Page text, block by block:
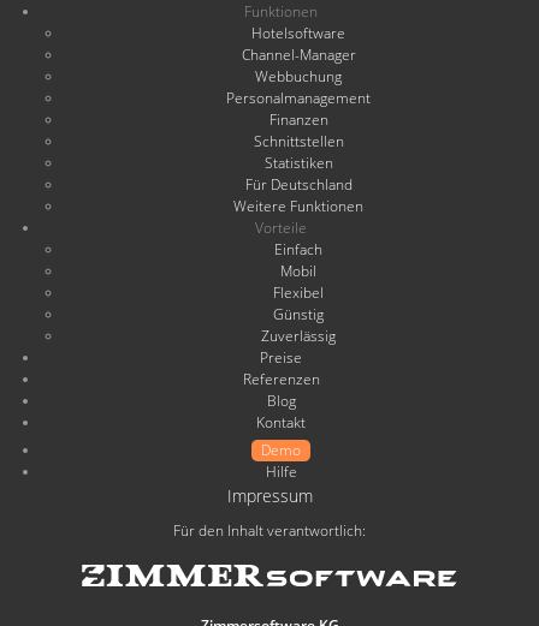
Funktionen
Hotelsoftware
Channel-Manager
Webbuchung
Personalmanagement
Finanzen
Schnittstellen
Statistiken
Für Deutschland
Weitere Funktionen
Vorteile
Einfach
Mobil
Flexibel
Günstig
Zuverlässig
Preise
Referenzen
Blog
Kontakt
Demo
Hilfe
Impressum
Für den Inhalt verantwortlich: